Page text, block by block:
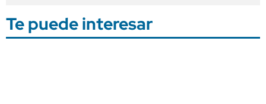
Te puede interesar